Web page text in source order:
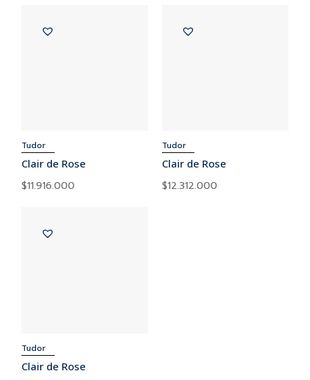
Tudor
Clair de Rose
$11.916.000
Tudor
Clair de Rose
$12.312.000
Tudor
Clair de Rose